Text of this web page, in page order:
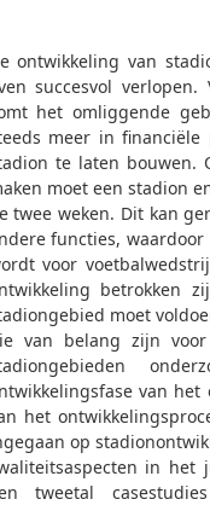
ontwikkeling van
succesvol
het omliggende
meer in
te laten bouwen.
moet een stadion
twee weken. Dit kan
functies,
voor
betrokken
moet
van belang zijn
van
het
op
in het
tweetal